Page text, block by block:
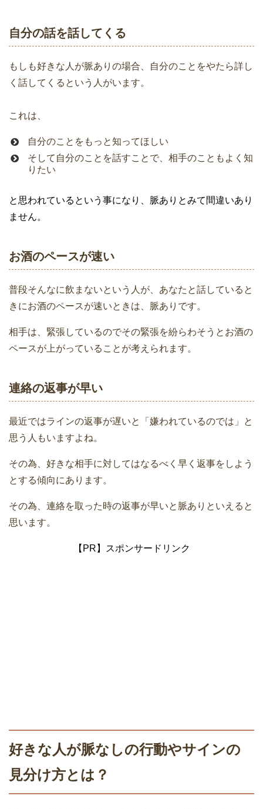
自分の話を話してくる
もしも好きな人が脈ありの場合、自分のことをやたら詳し
く話してくるという人がいます。
これは、
自分のことをもっと知ってほしい
そして自分のことを話すことで、相手のこともよく知
りたい
と思われているという事になり、脈ありとみて間違いあり
ません。
お酒のペースが速い
普段そんなに飲まないという人が、あなたと話していると
きにお酒のペースが速いときは、脈ありです。
相手は、緊張しているのでその緊張を紛らわそうとお酒の
ペースが上がっていることが考えられます。
連絡の返事が早い
最近ではラインの返事が遅いと「嫌われているのでは」と
思う人もいますよね。
その為、好きな相手に対してはなるべく早く返事をしよう
とする傾向にあります。
その為、連絡を取った時の返事が早いと脈ありといえると
思います。
【PR】スポンサードリンク
好きな人が脈なしの行動やサインの
見分け方とは？